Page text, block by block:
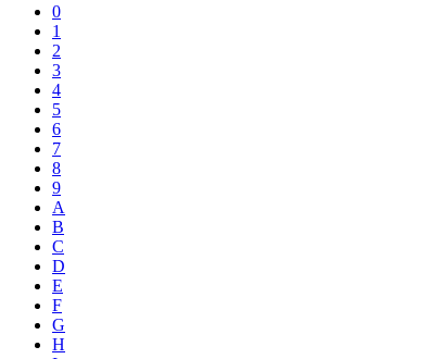
0
1
2
3
4
5
6
7
8
9
A
B
C
D
E
F
G
H